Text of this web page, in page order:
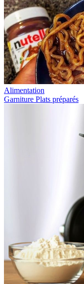
Alimentation
Garniture Plats préparés